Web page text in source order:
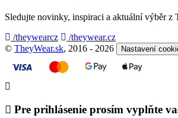
Sledujte novinky, inspiraci a aktuální výběr z
/theywearcz
/theywear.cz
© TheyWear.sk, 2016 - 2026 Nastavení
Pre prihlásenie prosím vyplňte